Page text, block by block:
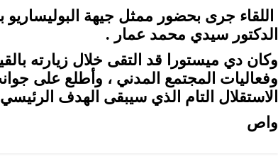
اللقاء جرى بحضور ممثل جيهة البوليساريو
الدكتور سيدي محمد عمار .
وكان دي ميستورا قد التقى خلال زيارته
وفعاليات المجتمع المدني ، وأطلع على
الاستقلال التام الذي سيبقى الهدف
واص